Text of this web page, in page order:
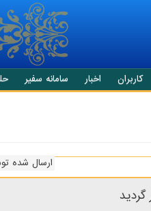
کاربران اخبار سامانه سفیر
ارسال شده